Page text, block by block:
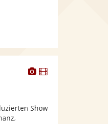
Dieser
bereit.
Dieser
Show